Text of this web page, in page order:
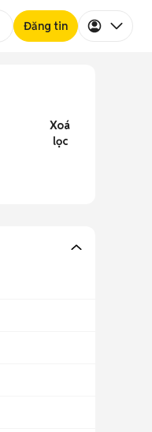
Đăng tin
Xoá
lọc